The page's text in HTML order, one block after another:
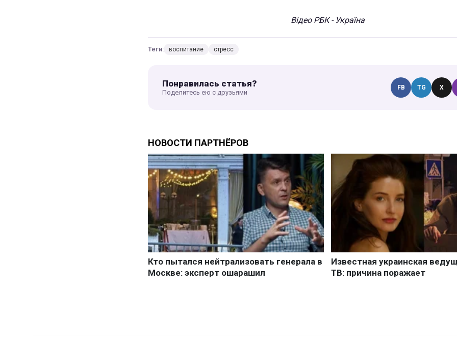
Відео РБК - Україна
Теги: воспитание стресс
Понравилась статья?
Поделитесь ею с друзьями
FB TG X